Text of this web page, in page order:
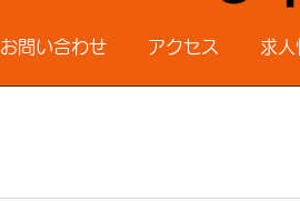
お問い合わせ アクセス 求人